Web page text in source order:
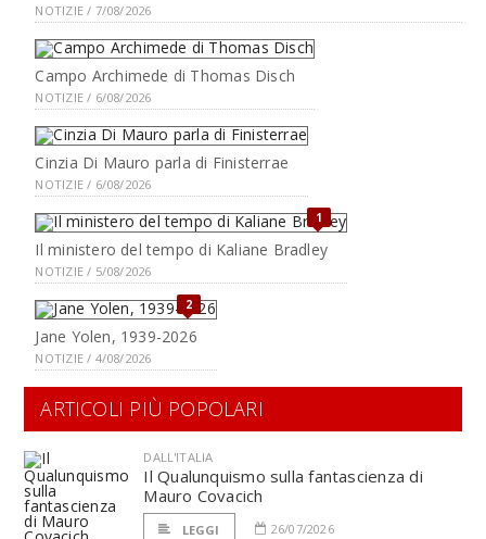
NOTIZIE / 7/08/2026
Campo Archimede di Thomas Disch
NOTIZIE / 6/08/2026
Cinzia Di Mauro parla di Finisterrae
NOTIZIE / 6/08/2026
1
Il ministero del tempo di Kaliane Bradley
NOTIZIE / 5/08/2026
2
Jane Yolen, 1939-2026
NOTIZIE / 4/08/2026
ARTICOLI PIÙ POPOLARI
DALL'ITALIA
Il Qualunquismo sulla fantascienza di
Mauro Covacich
LEGGI 26/07/2026